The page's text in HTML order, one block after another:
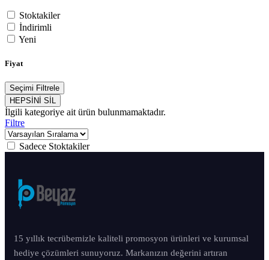
Stoktakiler
İndirimli
Yeni
Fiyat
Seçimi Filtrele
HEPSİNİ SİL
İlgili kategoriye ait ürün bulunmamaktadır.
Filtre
Sadece Stoktakiler
15 yıllık tecrübemizle kaliteli promosyon ürünleri ve kurumsal
hediye çözümleri sunuyoruz. Markanızın değerini artıran